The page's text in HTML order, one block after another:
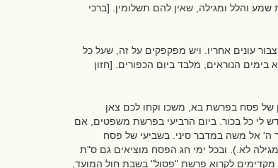
והלל ומגילה, שאין להם תשלומין. [ברכי
עונים אחריו. ויש מפקפקים על זה, שעל כל
בימים הנוראים, מלבד ביום הכפורים. [חזון
של פסח בפרשת בא, משכו וקחו לכם צאן
לי כל בכור. ביום הרביעי בפרשת משפטים, אם
ה' אל משה במדבר סיני. בשביעי של פסח
לא.). ובכל ימי חג הפסח מוציאים גם ס"ת
לקרוא פרשת "פסול" בשבת חול המועד,